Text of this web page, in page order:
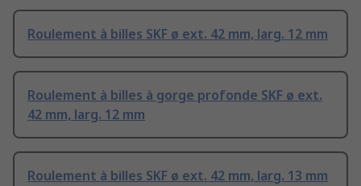
Roulement à billes SKF ø ext. 42 mm, larg. 12 mm
Roulement à billes à gorge profonde SKF ø ext.
42 mm, larg. 12 mm
Roulement à billes SKF ø ext. 42 mm, larg. 13 mm